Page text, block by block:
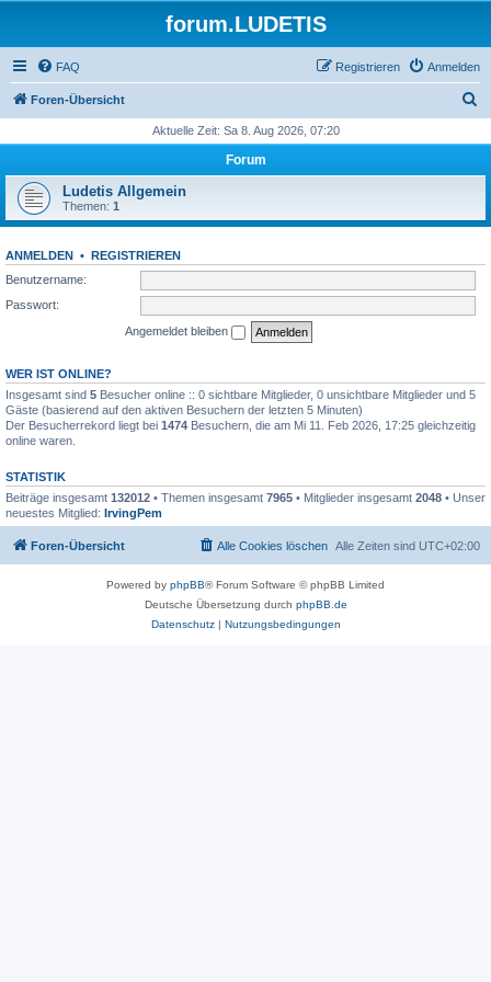
forum.LUDETIS
FAQ Anmelden
Registrieren
Foren-Übersicht
h
Aktuelle Zeit: Sa 8. Aug 2026, 07:20
Forum
Ludetis Allgemein
Themen: 1
ANMELDEN • REGISTRIEREN
Benutzername:
Passwort:
Angemeldet bleiben
WER IST ONLINE?
Insgesamt sind 5 Besucher online :: 0 sichtbare Mitglieder, 0 unsichtbare Mitglieder und 5
Gäste (basierend auf den aktiven Besuchern der letzten 5 Minuten)
Der Besucherrekord liegt bei 1474 Besuchern, die am Mi 11. Feb 2026, 17:25 gleichzeitig
online waren.
STATISTIK
Beiträge insgesamt 132012 • Themen insgesamt 7965 • Mitglieder insgesamt 2048 • Unser
neuestes Mitglied: IrvingPem
Foren-Übersicht Alle Zeiten sind UTC+02:00
Alle Cookies löschen
Powered by phpBB® Forum Software © phpBB Limited
Deutsche Übersetzung durch phpBB.de
Datenschutz| Nutzungsbedingungen